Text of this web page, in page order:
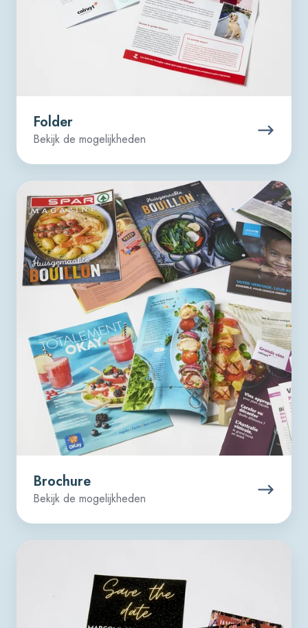
Folder
Bekijk de mogelijkheden
Brochure
Bekijk de mogelijkheden
Brochure